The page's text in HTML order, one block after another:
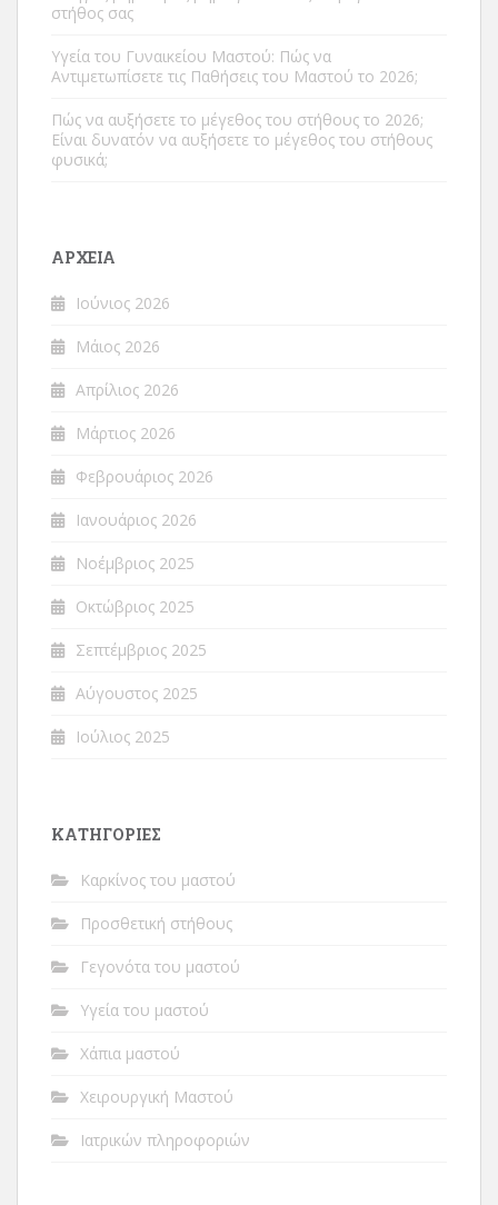
στήθος σας
Υγεία του Γυναικείου Μαστού: Πώς να
Αντιμετωπίσετε τις Παθήσεις του Μαστού το 2026;
Πώς να αυξήσετε το μέγεθος του στήθους το 2026;
Είναι δυνατόν να αυξήσετε το μέγεθος του στήθους
φυσικά;
ΑΡΧΕΊΑ
Ιούνιος 2026
Μάιος 2026
Απρίλιος 2026
Μάρτιος 2026
Φεβρουάριος 2026
Ιανουάριος 2026
Νοέμβριος 2025
Οκτώβριος 2025
Σεπτέμβριος 2025
Αύγουστος 2025
Ιούλιος 2025
ΚΑΤΗΓΟΡΊΕΣ
Καρκίνος του μαστού
Προσθετική στήθους
Γεγονότα του μαστού
Υγεία του μαστού
Χάπια μαστού
Χειρουργική Μαστού
Ιατρικών πληροφοριών